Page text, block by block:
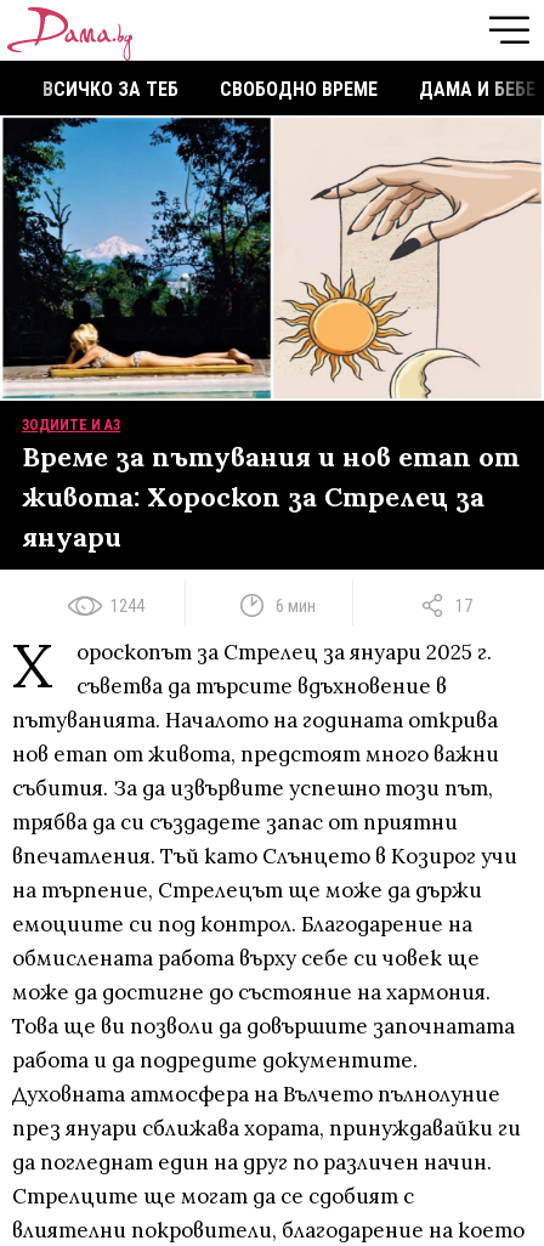
ВСИЧКО ЗА ТЕБ СВОБОДНО ВРЕМЕ ДАМА И БЕБЕ
ЗОДИИТЕ И АЗ
Време за пътувания и нов етап от
живота: Хороскоп за Стрелец за
януари
1244 6 мин 17
Х
ороскопът за Стрелец за януари 2025 г.
съветва да търсите вдъхновение в
пътуванията. Началото на годината открива
нов етап от живота, предстоят много важни
събития. За да извървите успешно този път,
трябва да си създадете запас от приятни
впечатления. Тъй като Слънцето в Козирог учи
на търпение, Стрелецът ще може да държи
емоциите си под контрол. Благодарение на
обмислената работа върху себе си човек ще
може да достигне до състояние на хармония.
Това ще ви позволи да довършите започнатата
работа и да подредите документите.
Духовната атмосфера на Вълчето пълнолуние
през януари сближава хората, принуждавайки ги
да погледнат един на друг по различен начин.
Стрелците ще могат да се сдобият с
влиятелни покровители, благодарение на което